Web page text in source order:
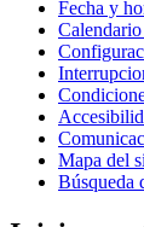
Fecha y
Mapa del
Búsqueda